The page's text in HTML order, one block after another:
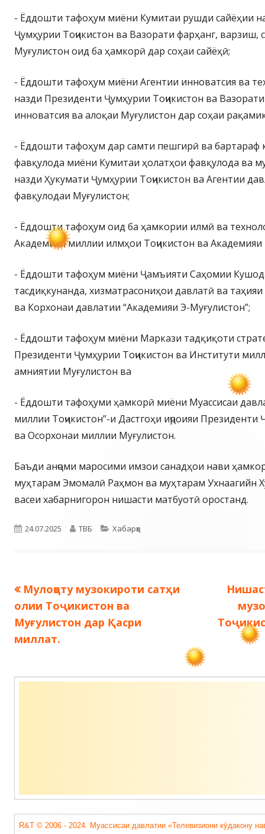
- Ёддошти тафоҳум миёни Кумитаи рушди сайёҳии
Ҷумҳурии Тоҷикистон ва Вазорати фарҳанг, варзиш,
Муғулистон оид ба ҳамкорӣ дар соҳаи сайёҳӣ;
- Ёддошти тафоҳум миёни Агентии инноватсия ва
назди Президенти Ҷумҳурии Тоҷикистон ва
инноватсия ва алоқаи Муғулистон дар соҳаи
- Ёддошти тафоҳум дар самти пешгирӣ ва бартараф
фавқулода миёни Кумитаи ҳолатҳои фавқулода ва
назди Ҳукумати Ҷумҳурии Тоҷикистон ва Агентии
фавқулодаи Муғулистон;
- Ёддошти тафоҳум оид ба ҳамкории илмӣ ва
Академияи миллии илмҳои Тоҷикистон ва
- Ёддошти тафоҳум миёни Ҷамъияти Саҳомии
тасдиқкунанда, хизматрасониҳои давлатӣ ва
ва Корхонаи давлатии “Академияи Э-Муғулистон”;
- Ёддошти тафоҳум миёни Маркази тадқиқоти
Президенти Ҷумҳурии Тоҷикистон ва Институти
амниятии Муғулистон ва
- Ёддошти тафоҳуми ҳамкорӣ миёни Муассисаи
миллии Тоҷикистон”-и Дастгоҳи иҷроияи Президенти
ва Осорхонаи миллии Муғулистон.
Баъди анҷоми маросими имзои санадҳои нави
муҳтарам Эмомалӣ Раҳмон ва муҳтарам Ухнаагийн
васеи хабарнигорон нишасти матбуотӣ оростанд.
Опубликовано
24.07.2025 Автор
ТВБ Рубрики
Хабарҳо
Навигация
по
записям
Предыдущая
запись:
Мулоқоту музокироти сатҳи
олии Тоҷикистон ва
Муғулистон дар Қасри
миллат.
Содержимое
R&T © 2006 - 2024. Муассисаи давлатии «Телевизиони кӯдакону